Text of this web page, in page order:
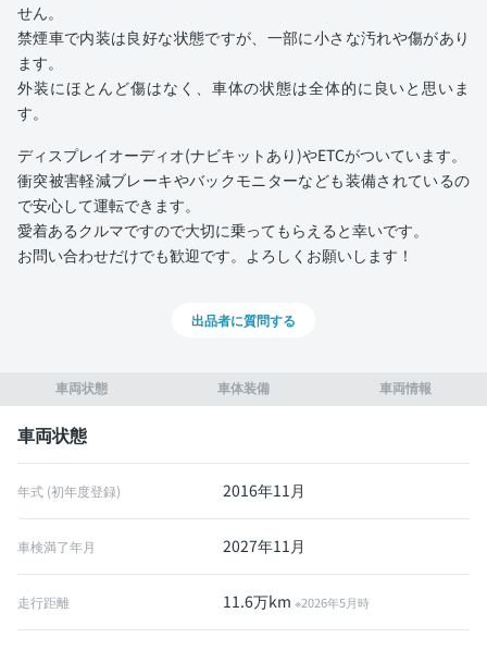
車両状態 車体装備 車両情報
車両状態
年式 (初年度登録) 2016年11月
車検満了年月 2027年11月
走行距離 11.6万km※2026年5月時
せん。
禁煙車で内装は良好な状態ですが、一部に小さな汚れや傷があり
ます。
外装にほとんど傷はなく、車体の状態は全体的に良いと思いま
す。
ディスプレイオーディオ(ナビキットあり)やETCがついています。
衝突被害軽減ブレーキやバックモニターなども装備されているの
で安心して運転できます。
愛着あるクルマですので大切に乗ってもらえると幸いです。
お問い合わせだけでも歓迎です。よろしくお願いします！
出品者に質問する